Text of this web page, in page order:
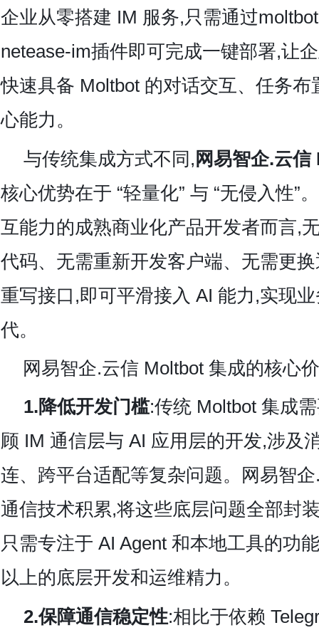
企业从零搭建 IM 服务,只需通过
netease-im插件即可完成一键部署,让
快速具备 Moltbot 的对话交互、任务布
心能力。
与传统集成方式不同, 网易智企.云
核心优势在于 “轻量化” 与 “无侵入性”
互能力的成熟商业化产品开发者而言,
代码、无需重新开发客户端、无需更
重写接口,即可平滑接入 AI 能力,实现
代。
网易智企.云信 Moltbot 集成的核心
1.降低开发门槛:传统 Moltbot 集成
顾 IM 通信层与 AI 应用层的开发,涉及
连、跨平台适配等复杂问题。网易智
通信技术积累,将这些底层问题全部封
只需专注于 AI Agent 和本地工具的功
以上的底层开发和运维精力。
2.保障通信稳定性:相比于依赖